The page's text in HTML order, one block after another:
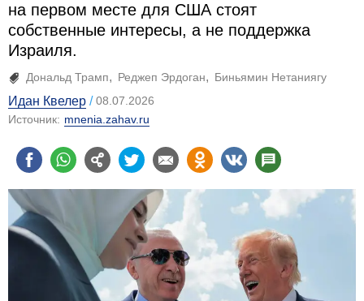
на первом месте для США стоят
собственные интересы, а не поддержка
Израиля.
Дональд Трамп Реджеп Эрдоган Биньямин Нетаниягу
Идан Квелер
08.07.2026
Источник: mnenia.zahav.ru